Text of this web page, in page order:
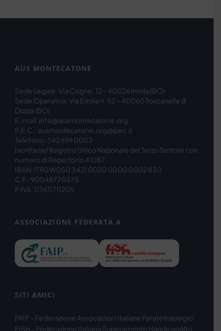
AUS MONTECATONE
Sede Legale: Via Cogne, 12 – 40026 Imola (BO)
Sede Operativa: Via Emilia n. 52 – 40060 Toscanella di
Dozza (BO)
E-mail: info@ausmontecatone.org
P.E.C.: ausmontecatone.org@pec.it
Telefono: 342 699 0003
Iscritta nel Registro Unico Nazionale del Terzo Settore con
numero di Repertorio 41087
IBAN: IT90 W050 3421 0020 0000 0002 830
C.F.: 90048770375
P.IVA: 03611711205
ASSOCIAZIONE FEDERATA A
SITI AMICI
FAIP – Federazione Associazioni Italiane Paratetraplegici
FISH – Federazione Italiana Superamento HandicapAltri